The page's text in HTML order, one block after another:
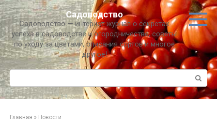
Перейти
к
контенту
Садоводство
Садоводство — интернет журнал о секретах
успеха в садоводстве и огородничестве, советы
по уходу за цветами, описания сортов и многое
другое!
Поиск:
Главная » Новости